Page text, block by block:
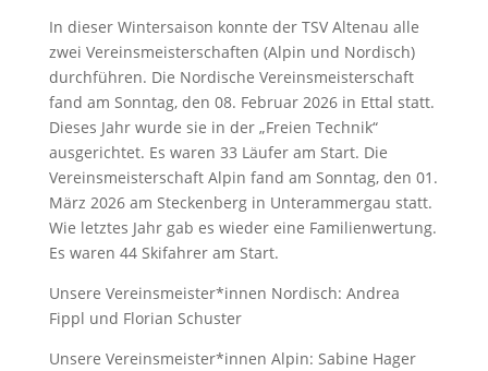
In dieser Wintersaison konnte der TSV Altenau alle
zwei Vereinsmeisterschaften (Alpin und Nordisch)
durchführen. Die Nordische Vereinsmeisterschaft
fand am Sonntag, den 08. Februar 2026 in Ettal statt.
Dieses Jahr wurde sie in der „Freien Technik“
ausgerichtet. Es waren 33 Läufer am Start. Die
Vereinsmeisterschaft Alpin fand am Sonntag, den 01.
März 2026 am Steckenberg in Unterammergau statt.
Wie letztes Jahr gab es wieder eine Familienwertung.
Es waren 44 Skifahrer am Start.
Unsere Vereinsmeister*innen Nordisch: Andrea
Fippl und Florian Schuster
Unsere Vereinsmeister*innen Alpin: Sabine Hager